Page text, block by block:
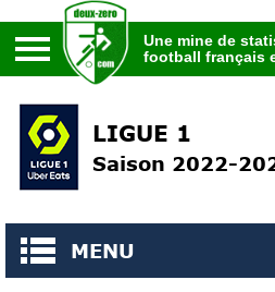
football français et
Une mine de
football français
LIGUE 1
Saison 2022-
MENU